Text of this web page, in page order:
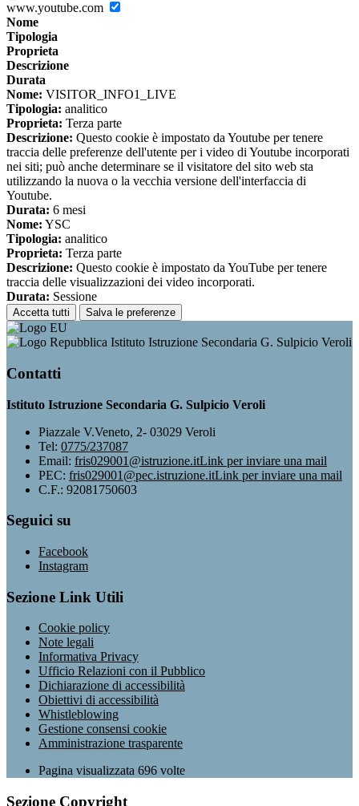
www.youtube.com
Nome
Tipologia
Proprieta
Descrizione
Durata
Nome: VISITOR_INFO1_LIVE
Tipologia: analitico
Proprieta: Terza parte
Descrizione: Questo cookie è impostato da Youtube per tenere
traccia delle preferenze dell'utente per i video di Youtube incorporati
nei siti; può anche determinare se il visitatore del sito web sta
utilizzando la nuova o la vecchia versione dell'interfaccia di
Youtube.
Durata: 6 mesi
Nome: YSC
Tipologia: analitico
Proprieta: Terza parte
Descrizione: Questo cookie è impostato da YouTube per tenere
traccia delle visualizzazioni dei video incorporati.
Durata: Sessione
Accetta tutti Salva le preferenze
Istituto Istruzione Secondaria G. Sulpicio Veroli
Contatti
Istituto Istruzione Secondaria G. Sulpicio Veroli
Piazzale V.Veneto, 2- 03029 Veroli
Tel: 0775/237087
Email: fris029001@istruzione.itLink per inviare una mail
PEC: fris029001@pec.istruzione.itLink per inviare una mail
C.F.: 92081750603
Seguici su
Facebook
Instagram
Sezione Link Utili
Cookie policy
Note legali
Informativa Privacy
Ufficio Relazioni con il Pubblico
Dichiarazione di accessibilità
Obiettivi di accessibilità
Whistleblowing
Gestione consensi cookie
Amministrazione trasparente
Pagina visualizzata 696 volte
Sezione Copyright